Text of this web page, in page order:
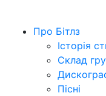
Про Бітлз
Історія
Склад
Пісні